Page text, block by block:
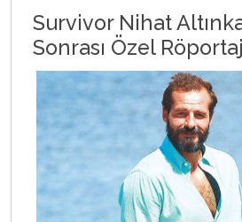
Survivor Nihat
Sonrası Özel